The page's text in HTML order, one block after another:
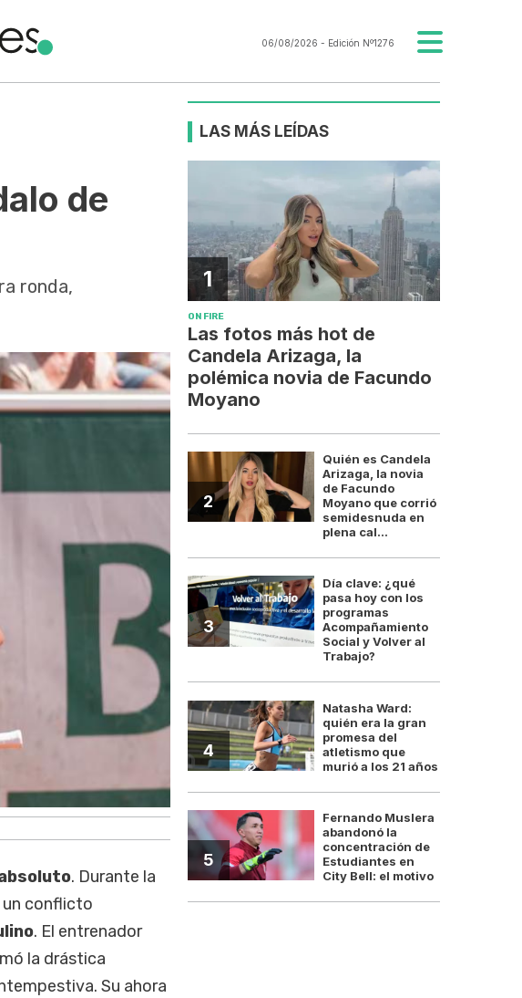
06/08/2026 - Edición Nº1276
de
ronda,
. Durante la
un conflicto
. El entrenador
la drástica
Su ahora
LAS MÁS LEÍDAS
1
ON FIRE
Las fotos más hot de
Candela Arizaga, la
polémica novia de Facundo
Moyano
2
Quién es Candela
Arizaga, la novia
de Facundo
Moyano que corrió
semidesnuda en
plena cal...
3
Día clave: ¿qué
pasa hoy con los
programas
Acompañamiento
Social y Volver al
Trabajo?
4
Natasha Ward:
quién era la gran
promesa del
atletismo que
murió a los 21 años
5
Fernando Muslera
abandonó la
concentración de
Estudiantes en
City Bell: el motivo